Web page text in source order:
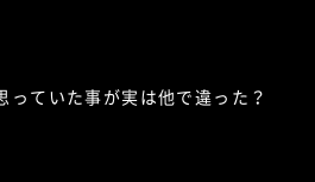
っていた事が実は他で違った？